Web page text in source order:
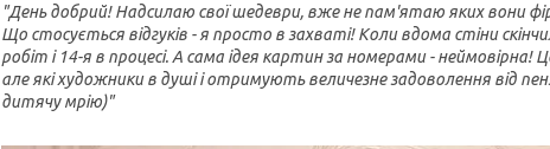
"День добрий! Надсилаю свої шедеври, вже не пам'ятаю яких вони
Що стосується відгуків - я просто в захваті! Коли вдома стіни
робіт і 14-я в процесі. А сама ідея картин за номерами -
але які художники в душі і отримують величезне задоволення від
дитячу мрію)"